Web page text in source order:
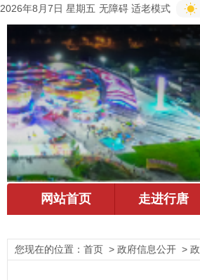
2026年8月7日 星期五 无障碍 适老模式
您现在的位置： 首页 > 政府信息公开 >